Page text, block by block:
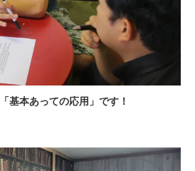
基本あっての応用」です！